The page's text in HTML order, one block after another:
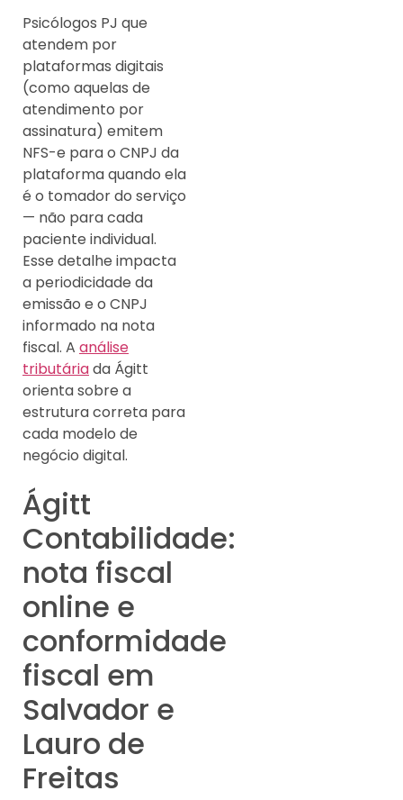
Psicólogos PJ que
atendem por
plataformas digitais
(como aquelas de
atendimento por
assinatura) emitem
NFS-e para o CNPJ da
plataforma quando ela
é o tomador do serviço
— não para cada
paciente individual.
Esse detalhe impacta
a periodicidade da
emissão e o CNPJ
informado na nota
fiscal. A análise
tributáriada Ágitt
orienta sobre a
estrutura correta para
cada modelo de
negócio digital.
Ágitt
Contabilidade:
nota fiscal
online e
conformidade
fiscal em
Salvador e
Lauro de
Freitas